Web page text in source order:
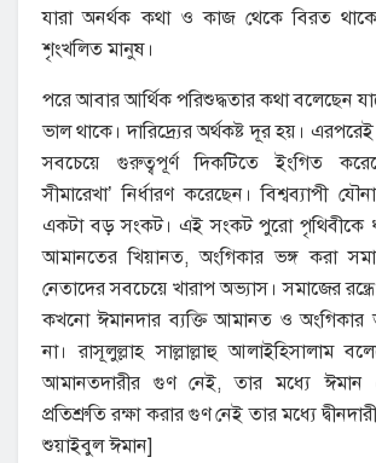
যারা অনর্থক কথা ও কাজ থেকে বিরত
শৃংখলিত মানুষ।
পরে আবার আর্থিক পরিশুদ্ধতার কথা বলেছেন
ভাল থাকে। দারিদ্র্যের অর্থকষ্ট দূর হয়।
সবচেয়ে গুরুত্বপূর্ণ দিকটিতে ইংগিত
সীমারেখা’ নির্ধারণ করেছেন। বিশ্বব্যাপী
একটা বড় সংকট। এই সংকট পুরো পৃথিবীকে
আমানতের খিয়ানত, অংগিকার ভঙ্গ করা
নেতাদের সবচেয়ে খারাপ অভ্যাস। সমাজের
কখনো ঈমানদার ব্যক্তি আমানত ও অংগিকার
না। রাসূলুল্লাহ সাল্লাল্লাহু আলাইহিসালাম
আমানতদারীর গুণ নেই, তার মধ্যে ঈমান
প্রতিশ্রুতি রক্ষা করার গুণ নেই তার মধ্যে
শুয়াইবুল ঈমান]